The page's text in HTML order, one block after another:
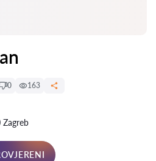
0 163
Zagreb